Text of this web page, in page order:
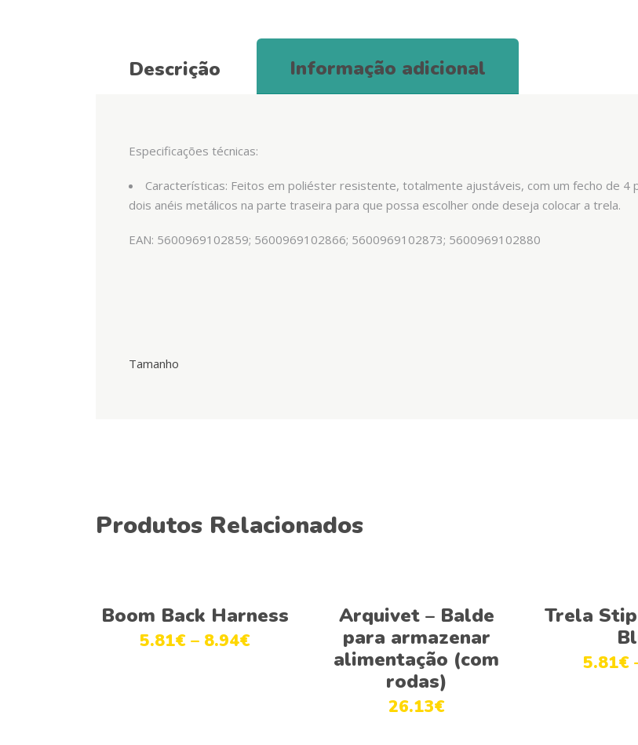
Descrição Informação adicional
Especificações técnicas:
Características: Feitos em poliéster resistente, totalmente ajustáveis, com um fecho de 4
dois anéis metálicos na parte traseira para que possa escolher onde deseja colocar a trela.
EAN: 5600969102859; 5600969102866; 5600969102873; 5600969102880
Tamanho
Produtos Relacionados
Ver opções
Boom Back Harness
5.81€ – 8.94€
Adicionar
Arquivet – Balde
para armazenar
alimentação (com
rodas)
26.13€
Ver
Trela
5.81€